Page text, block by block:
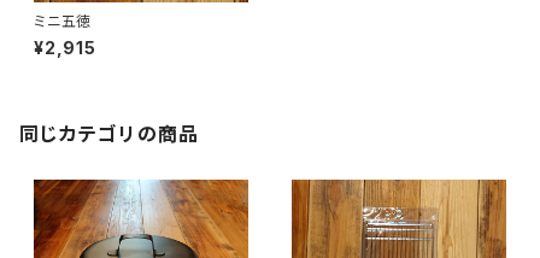
ミニ五徳
¥2,915
同じカテゴリの商品